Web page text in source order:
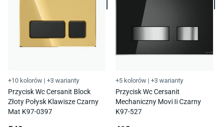
+10 kolorów | +3 warianty
Przycisk Wc Cersanit Block
Złoty Połysk Klawisze Czarny
Mat K97-0397
+5 kolorów | +3 warianty
Przycisk Wc Cersanit
Mechaniczny Movi Ii Czarny
K97-527